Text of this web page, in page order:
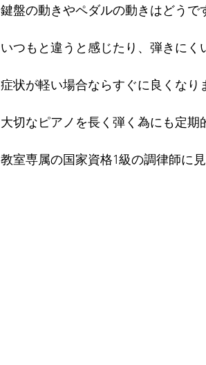
鍵盤の動きやペダルの動きはどうで
いつもと違うと感じたり、弾きにく
症状が軽い場合ならすぐに良くなり
大切なピアノを長く弾く為にも定期
教室専属の国家資格1級の調律師に